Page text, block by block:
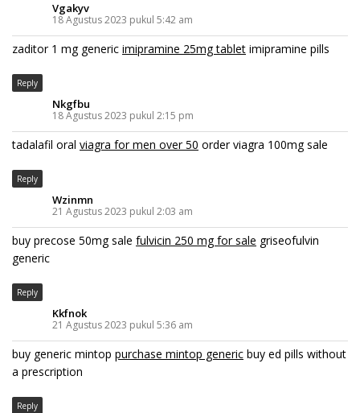
Vgakyv
18 Agustus 2023 pukul 5:42 am
zaditor 1 mg generic imipramine 25mg tablet imipramine pills
Reply
Nkgfbu
18 Agustus 2023 pukul 2:15 pm
tadalafil oral viagra for men over 50 order viagra 100mg sale
Reply
Wzinmn
21 Agustus 2023 pukul 2:03 am
buy precose 50mg sale fulvicin 250 mg for sale griseofulvin
generic
Reply
Kkfnok
21 Agustus 2023 pukul 5:36 am
buy generic mintop purchase mintop generic buy ed pills without
a prescription
Reply